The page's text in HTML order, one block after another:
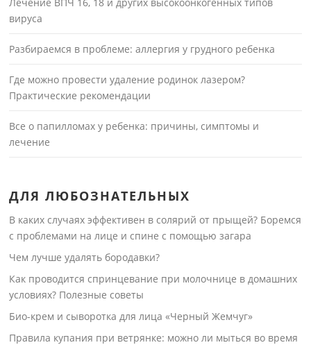
вируса
Разбираемся в проблеме: аллергия у грудного ребенка
Где можно провести удаление родинок лазером?
Практические рекомендации
Все о папилломах у ребенка: причины, симптомы и
лечение
ДЛЯ ЛЮБОЗНАТЕЛЬНЫХ
В каких случаях эффективен в солярий от прыщей? Боремся
с проблемами на лице и спине с помощью загара
Чем лучше удалять бородавки?
Как проводится спринцевание при молочнице в домашних
условиях? Полезные советы
Био-крем и сыворотка для лица «Черный Жемчуг»
Правила купания при ветрянке: можно ли мыться во время